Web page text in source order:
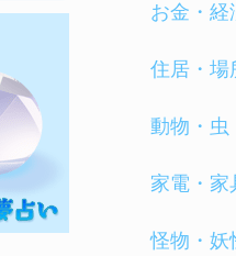
お金・経
住居・場
動物・虫
家電・家
怪物・妖